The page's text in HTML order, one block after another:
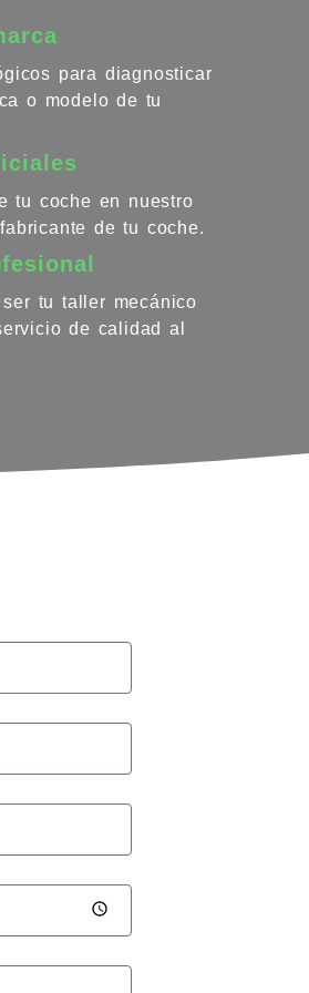
para diagnosticar
o modelo de tu
tu coche en nuestro
de tu coche.
tu taller mecánico
de calidad al